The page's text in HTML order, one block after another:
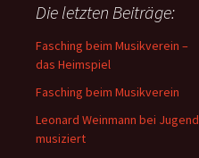
Die letzten Beiträge:
Fasching beim Musikverein –
das Heimspiel
Fasching beim Musikverein
Leonard Weinmann bei Jugend
musiziert